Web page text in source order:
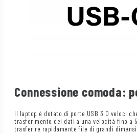
Connessione comoda:
Il laptop è dotato di porte USB 3.0 veloci
trasferimento dei dati a una velocità fino a
trasferire rapidamente file di grandi